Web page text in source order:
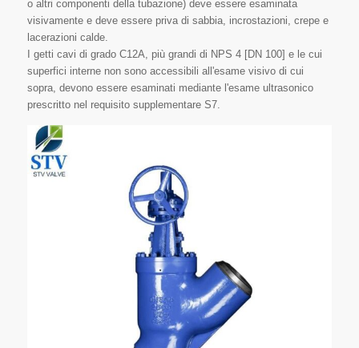
o altri componenti della tubazione) deve essere esaminata
visivamente e deve essere priva di sabbia, incrostazioni, crepe e
lacerazioni calde.
I getti cavi di grado C12A, più grandi di NPS 4 [DN 100] e le cui
superfici interne non sono accessibili all'esame visivo di cui
sopra, devono essere esaminati mediante l'esame ultrasonico
prescritto nel requisito supplementare S7.